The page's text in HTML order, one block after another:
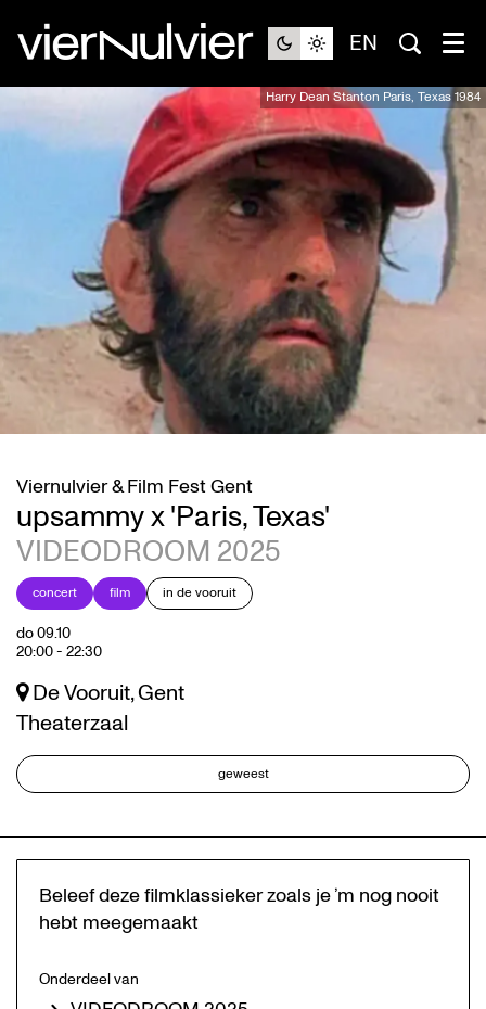
EN
Harry Dean Stanton Paris, Texas 1984
upsammy x 'Paris, Texas'
VIDEODROOM 2025
Viernulvier & Film Fest Gent
concert film in de vooruit
do 09.10
20:00- 22:30
De Vooruit, Gent
Theaterzaal
geweest
Beleef deze filmklassieker zoals je ’m nog nooit
hebt meegemaakt
Onderdeel van